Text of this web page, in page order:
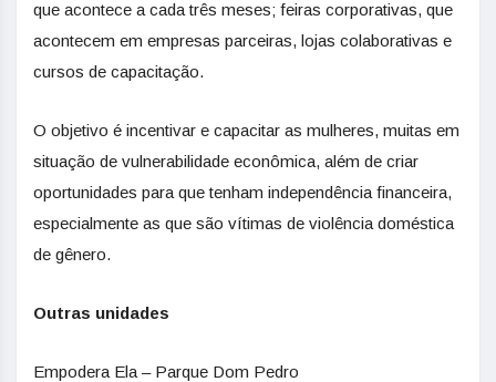
que acontece a cada três meses; feiras corporativas, que
acontecem em empresas parceiras, lojas colaborativas e
cursos de capacitação.
O objetivo é incentivar e capacitar as mulheres, muitas em
situação de vulnerabilidade econômica, além de criar
oportunidades para que tenham independência financeira,
especialmente as que são vítimas de violência doméstica
de gênero.
Outras unidades
Empodera Ela – Parque Dom Pedro